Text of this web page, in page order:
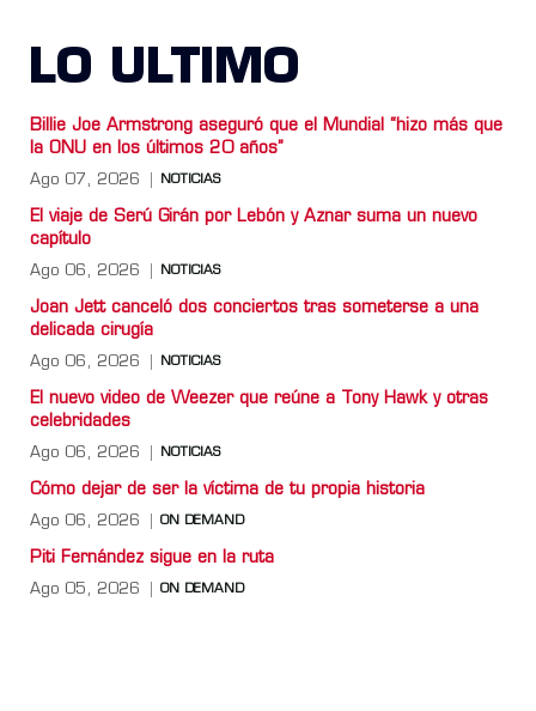
LO ULTIMO
Billie Joe Armstrong aseguró que el Mundial “hizo más que
la ONU en los últimos 20 años”
Ago 07, 2026 NOTICIAS
El viaje de Serú Girán por Lebón y Aznar suma un nuevo
capítulo
Ago 06, 2026 NOTICIAS
Joan Jett canceló dos conciertos tras someterse a una
delicada cirugía
Ago 06, 2026 NOTICIAS
El nuevo video de Weezer que reúne a Tony Hawk y otras
celebridades
Ago 06, 2026 NOTICIAS
Cómo dejar de ser la víctima de tu propia historia
Ago 06, 2026 ON DEMAND
Piti Fernández sigue en la ruta
Ago 05, 2026 ON DEMAND